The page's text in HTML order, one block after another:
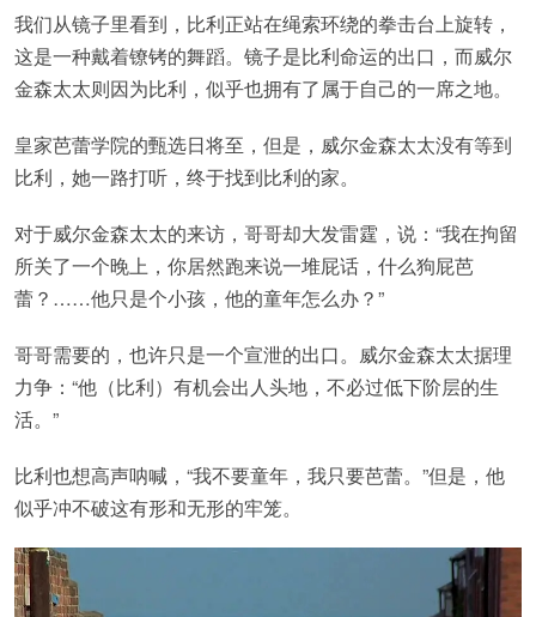
我们从镜子里看到，比利正站在绳索环绕的拳击台上旋转，
这是一种戴着镣铐的舞蹈。镜子是比利命运的出口，而威尔
金森太太则因为比利，似乎也拥有了属于自己的一席之地。
皇家芭蕾学院的甄选日将至，但是，威尔金森太太没有等到
比利，她一路打听，终于找到比利的家。
对于威尔金森太太的来访，哥哥却大发雷霆，说：“我在拘留
所关了一个晚上，你居然跑来说一堆屁话，什么狗屁芭
蕾？……他只是个小孩，他的童年怎么办？”
哥哥需要的，也许只是一个宣泄的出口。威尔金森太太据理
力争：“他（比利）有机会出人头地，不必过低下阶层的生
活。”
比利也想高声呐喊，“我不要童年，我只要芭蕾。”但是，他
似乎冲不破这有形和无形的牢笼。